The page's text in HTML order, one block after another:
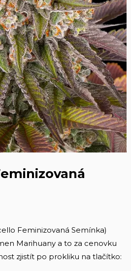
Feminizovaná Semínka)
Marihuany a to za cenovku
zjistít po prokliku na tlačítko: